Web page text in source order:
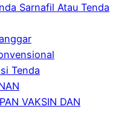
Sarnafil Atau Tenda
Tenda
VAKSIN DAN